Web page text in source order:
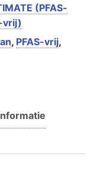
(PFAS-
vrij)
, PFAS-vrij,